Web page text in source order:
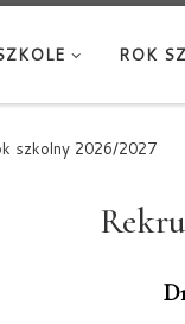
ROK
szkolny 2026/2027